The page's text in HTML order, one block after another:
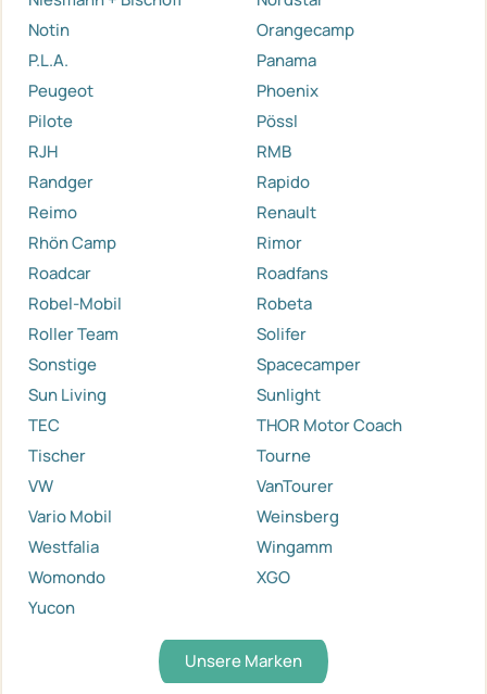
Notin
Orangecamp
P.L.A.
Panama
Peugeot
Phoenix
Pilote
Pössl
RJH
RMB
Randger
Rapido
Reimo
Renault
Rhön Camp
Rimor
Roadcar
Roadfans
Robel-Mobil
Robeta
Roller Team
Solifer
Sonstige
Spacecamper
Sun Living
Sunlight
TEC
THOR Motor Coach
Tischer
Tourne
VW
VanTourer
Vario Mobil
Weinsberg
Westfalia
Wingamm
Womondo
XGO
Yucon
Unsere Marken